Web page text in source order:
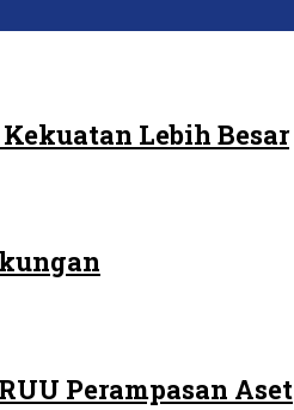
Lebih Besar
Perampasan Aset